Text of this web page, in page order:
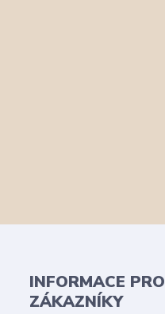
INFORMACE PRO
ZÁKAZNÍKY